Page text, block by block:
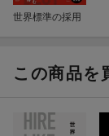
世界標準の採用
この商品を